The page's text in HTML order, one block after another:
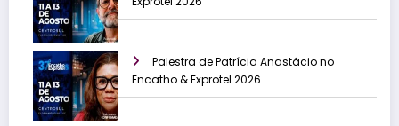
Palestra de Patrícia Anastácio no
Encatho & Exprotel 2026